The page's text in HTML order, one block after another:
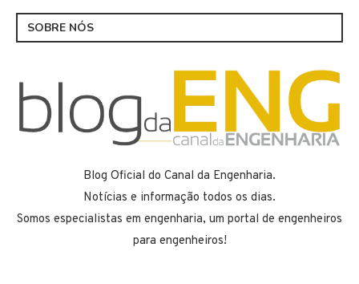
SOBRE NÓS
Blog Oficial do Canal da Engenharia.
Notícias e informação todos os dias.
Somos especialistas em engenharia, um portal de engenheiros
para engenheiros!